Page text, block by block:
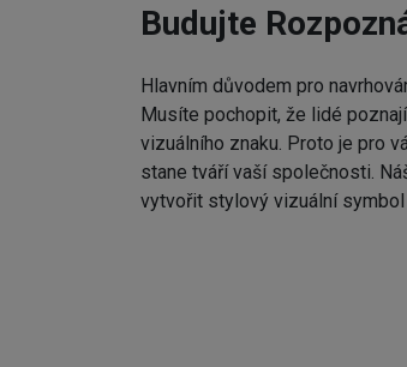
Budujte
Hlavním důvodem pro
Musíte pochopit, že lidé
vizuálního znaku. Proto je pro
stane tváří vaší společnosti.
vytvořit stylový vizuální symbol